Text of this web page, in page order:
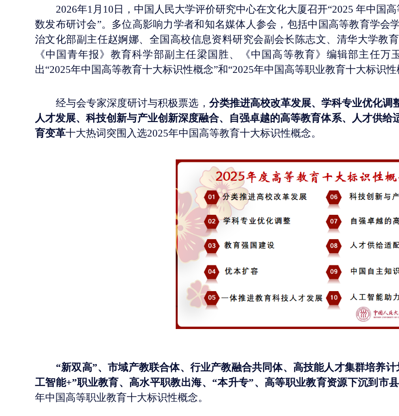
2026年1月10日，中国人民大学评价研究中心在文化大厦召开“2025 年中国
数发布研讨会”。多位高影响力学者和知名媒体人参会，包括中国高等教育学会
治文化部副主任赵婀娜、全国高校信息资料研究会副会长陈志文、清华大学教
《中国青年报》教育科学部副主任梁国胜、《中国高等教育》编辑部主任
出“2025年中国高等教育十大标识性概念”和“2025年中国高等职业教育十大标识性
经与会专家深度研讨与积极票选， 分类推进高校改革发展、学科专业优化
人才发展、科技创新与产业创新深度融合、自强卓越的高等教育体系、人才供
育变革十大热词突围入选2025年中国高等教育十大标识性概念。
“新双高”、市域产教联合体、行业产教融合共同体、高技能人才集群培养
工智能+”职业教育、高水平职教出海、“本升专”、高等职业教育资源下沉到市
年中国高等职业教育十大标识性概念。